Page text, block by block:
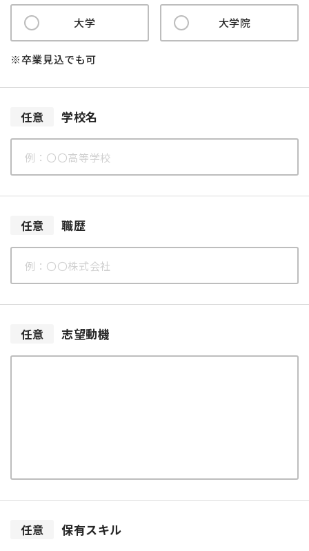
大学 大学院
※卒業見込でも可
任意 学校名
任意 職歴
任意 志望動機
任意 保有スキル